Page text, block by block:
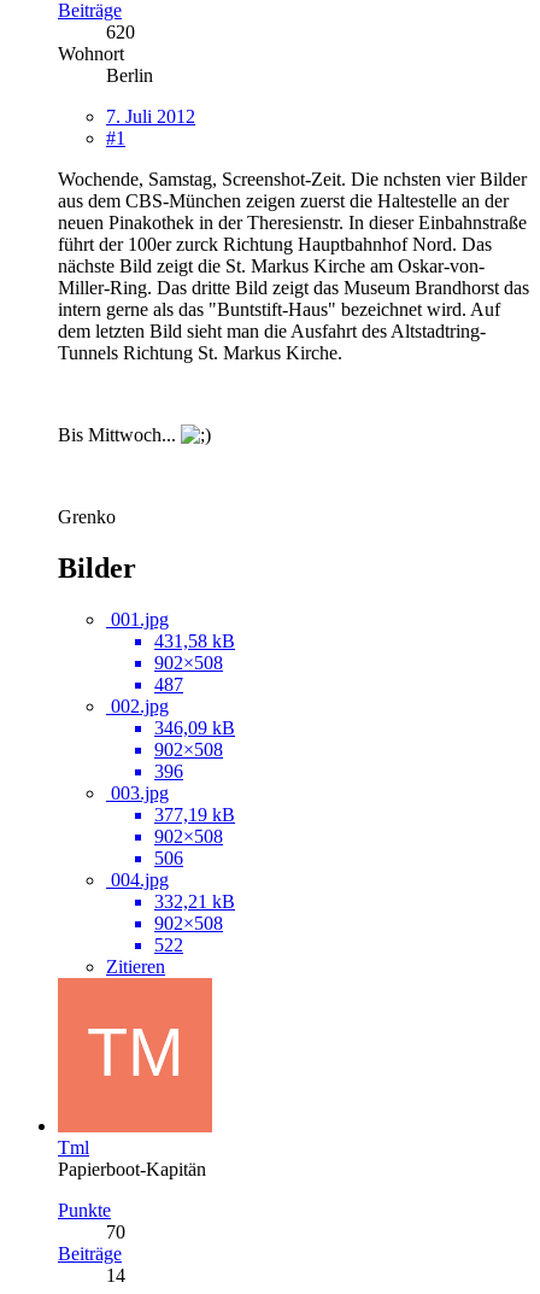
Beiträge
620
Wohnort
Berlin
7. Juli 2012
#1
Wochende, Samstag, Screenshot-Zeit. Die nchsten vier Bilder
aus dem CBS-München zeigen zuerst die Haltestelle an der
neuen Pinakothek in der Theresienstr. In dieser Einbahnstraße
führt der 100er zurck Richtung Hauptbahnhof Nord. Das
nächste Bild zeigt die St. Markus Kirche am Oskar-von-
Miller-Ring. Das dritte Bild zeigt das Museum Brandhorst das
intern gerne als das "Buntstift-Haus" bezeichnet wird. Auf
dem letzten Bild sieht man die Ausfahrt des Altstadtring-
Tunnels Richtung St. Markus Kirche.
Bis Mittwoch...
Grenko
Bilder
001.jpg
431,58 kB
902×508
487
002.jpg
346,09 kB
902×508
396
003.jpg
377,19 kB
902×508
506
004.jpg
332,21 kB
902×508
522
Zitieren
Tml
Papierboot-Kapitän
Punkte
70
Beiträge
14